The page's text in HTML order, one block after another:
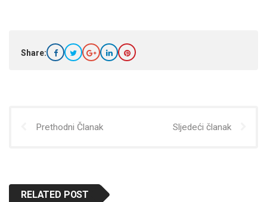
Share:
Prethodni Članak Sljedeći članak
RELATED POST